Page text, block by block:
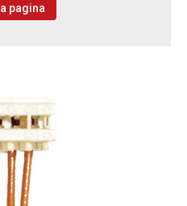
pagina